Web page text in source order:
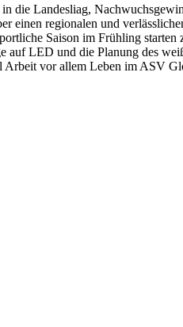
die Landesliag,
regionalen und
Saison im Frühling
LED und die Planung des
vor allem Leben im ASV